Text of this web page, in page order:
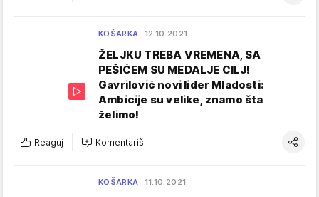
KOŠARKA 12.10.2021.
ŽELJKU TREBA VREMENA, SA
PEŠIĆEM SU MEDALJE CILJ!
Gavrilović novi lider Mladosti:
Ambicije su velike, znamo šta
želimo!
Reaguj Komentariši
KOŠARKA 11.10.2021.